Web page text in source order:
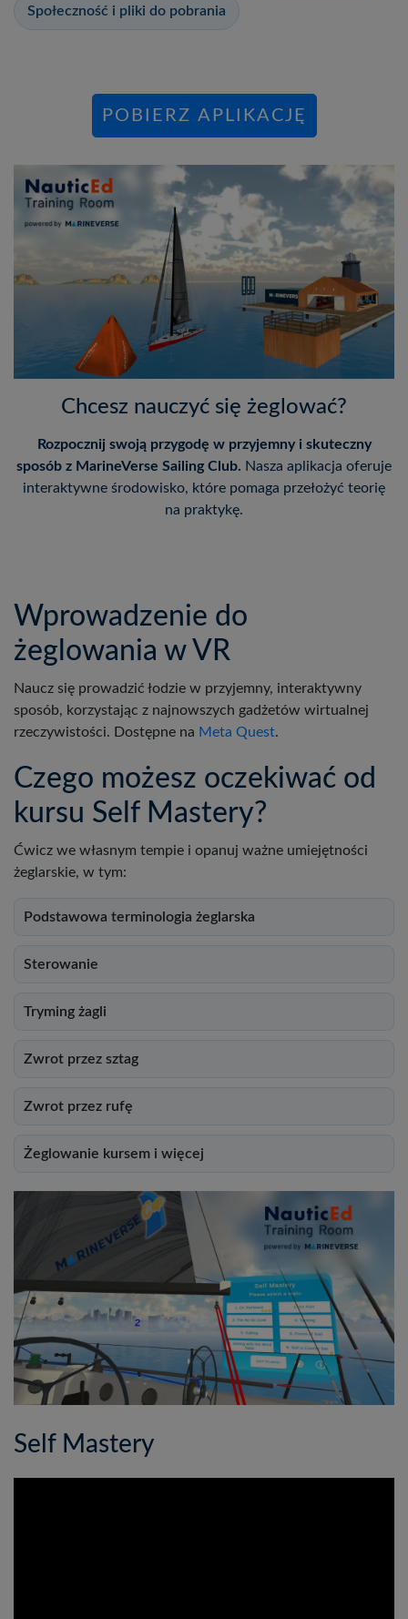
Społeczność i pliki do pobrania
POBIERZ APLIKACJĘ
Chcesz nauczyć się żeglować?
Rozpocznij swoją przygodę w przyjemny i skuteczny
sposób z MarineVerse Sailing Club. Nasza aplikacja oferuje
interaktywne środowisko, które pomaga przełożyć teorię
na praktykę.
Wprowadzenie do
żeglowania w VR
Naucz się prowadzić łodzie w przyjemny, interaktywny
sposób, korzystając z najnowszych gadżetów wirtualnej
rzeczywistości. Dostępne na Meta Quest.
Czego możesz oczekiwać od
kursu Self Mastery?
Ćwicz we własnym tempie i opanuj ważne umiejętności
żeglarskie, w tym:
Podstawowa terminologia żeglarska
Sterowanie
Tryming żagli
Zwrot przez sztag
Zwrot przez rufę
Żeglowanie kursem i więcej
Self Mastery